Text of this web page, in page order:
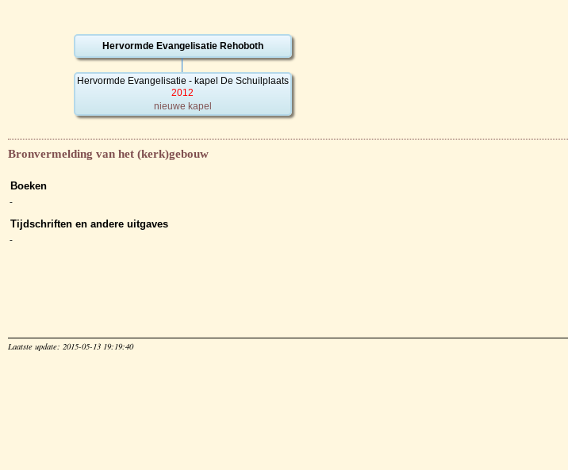
Hervormde Evangelisatie Rehoboth
Hervormde Evangelisatie - kapel De Schuilplaats
2012
nieuwe kapel
Bronvermelding van het (kerk)gebouw
Boeken
-
Tijdschriften en andere uitgaves
-
Laatste update: 2015-05-13 19:19:40